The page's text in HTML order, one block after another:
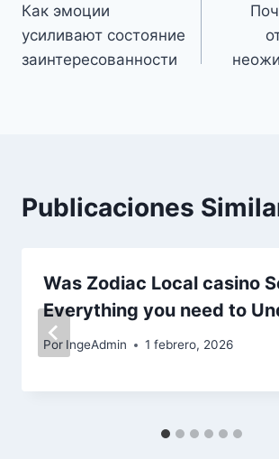
Как эмоции
усиливают состояние
заинтересованности
Publicaciones
Was Zodiac Local casino
Everything you need to
Por IngeAdmin 1 febrero, 2026